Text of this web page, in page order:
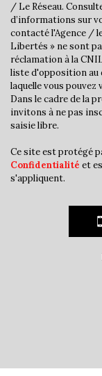
Presse et
Nombre
Propriétaires
Taxe habitation
Taxe foncière
Habitants de
Habitants de
Familles sans
Familles avec 1
Familles avec
/ Le Réseau.
d’informations sur
contacté l'Agence /
Libertés » ne sont
réclamation à la
liste d'opposition au
laquelle vous pouvez
Dans le cadre de la
invitons à ne pas
saisie libre.
Ce site est protégé
Confidentialité et es
s'appliquent.